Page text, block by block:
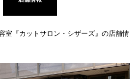
室『カットサロン・シザーズ』の店舗情